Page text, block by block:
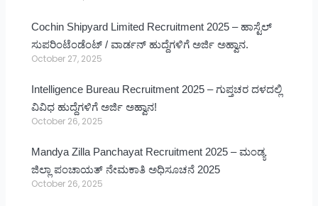
Cochin Shipyard Limited Recruitment 2025 – ಹಾಸ್ಟೆಲ್
ಸುಪರಿಂಟೆಂಡೆಂಟ್ / ವಾರ್ಡನ್ ಹುದ್ದೆಗಳಿಗೆ ಅರ್ಜಿ ಅಹ್ವಾನ.
October 27, 2025
Intelligence Bureau Recruitment 2025 – ಗುಪ್ತಚರ ದಳದಲ್ಲಿ
ವಿವಿಧ ಹುದ್ದೆಗಳಿಗೆ ಅರ್ಜಿ ಅಹ್ವಾನ!
October 26, 2025
Mandya Zilla Panchayat Recruitment 2025 – ಮಂಡ್ಯ
ಜಿಲ್ಲಾ ಪಂಚಾಯತ್ ನೇಮಕಾತಿ ಅಧಿಸೂಚನೆ 2025
October 26, 2025